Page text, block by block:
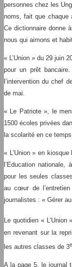
personnes chez les
noms, fait que chaque
Ce dictionnaire donne
nous qui aimons et
« L’Union » du 29 juin
pour un prêt
l’intervention du chef
de mai.
« Le Patriote », le
1500 écoles privées
la scolarité en ce
« L’Union » en
l’Education
pour les seules
au cœur de
journalistes : « Gérer
Le quotidien «
en revenant sur la
les autres classes de 3e
A la page 5, le journal